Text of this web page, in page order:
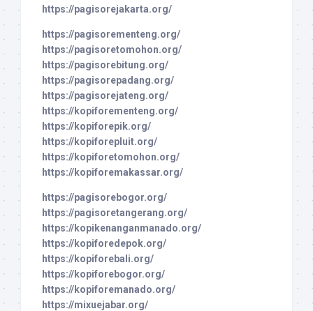
https://pagisorejakarta.org/
https://pagisorementeng.org/
https://pagisoretomohon.org/
https://pagisorebitung.org/
https://pagisorepadang.org/
https://pagisorejateng.org/
https://kopiforementeng.org/
https://kopiforepik.org/
https://kopiforepluit.org/
https://kopiforetomohon.org/
https://kopiforemakassar.org/
https://pagisorebogor.org/
https://pagisoretangerang.org/
https://kopikenanganmanado.org/
https://kopiforedepok.org/
https://kopiforebali.org/
https://kopiforebogor.org/
https://kopiforemanado.org/
https://mixuejabar.org/